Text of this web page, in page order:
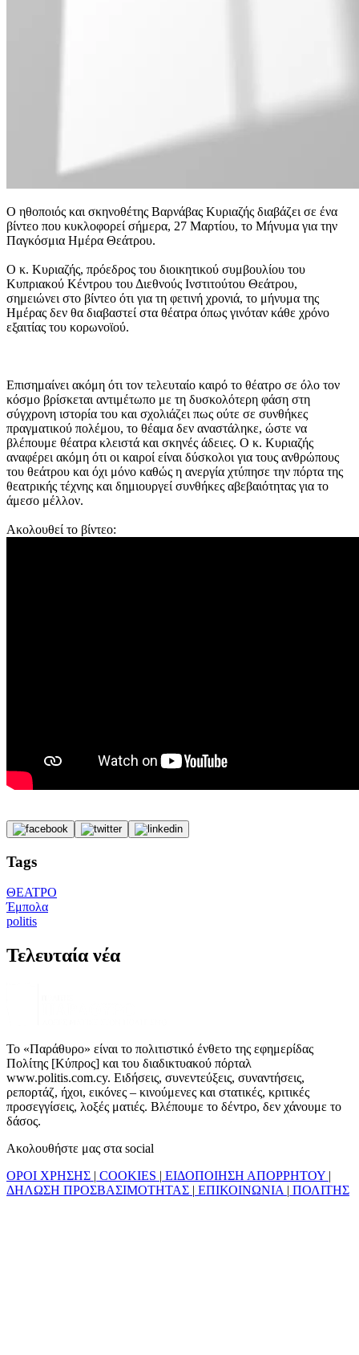
Ο ηθοποιός και σκηνοθέτης Βαρνάβας Κυριαζής διαβάζει σε ένα
βίντεο που κυκλοφορεί σήμερα, 27 Μαρτίου, το Μήνυμα για την
Παγκόσμια Ημέρα Θεάτρου.
Ο κ. Κυριαζής, πρόεδρος του διοικητικού συμβουλίου του
Κυπριακού Κέντρου του Διεθνούς Ινστιτούτου Θεάτρου,
σημειώνει στο βίντεο ότι για τη φετινή χρονιά, το μήνυμα της
Ημέρας δεν θα διαβαστεί στα θέατρα όπως γινόταν κάθε χρόνο
εξαιτίας του κορωνοϊού.
Επισημαίνει ακόμη ότι τον τελευταίο καιρό το θέατρο σε όλο τον
κόσμο βρίσκεται αντιμέτωπο με τη δυσκολότερη φάση στη
σύγχρονη ιστορία του και σχολιάζει πως ούτε σε συνθήκες
πραγματικού πολέμου, το θέαμα δεν αναστάληκε, ώστε να
βλέπουμε θέατρα κλειστά και σκηνές άδειες. Ο κ. Κυριαζής
αναφέρει ακόμη ότι οι καιροί είναι δύσκολοι για τους ανθρώπους
του θεάτρου και όχι μόνο καθώς η ανεργία χτύπησε την πόρτα της
θεατρικής τέχνης και δημιουργεί συνθήκες αβεβαιότητας για το
άμεσο μέλλον.
Ακολουθεί το βίντεο:
Tags
ΘΕΑΤΡΟ
Έμπολα
politis
Τελευταία νέα
Το «Παράθυρο» είναι το πολιτιστικό ένθετο της εφημερίδας
Πολίτης [Κύπρος] και του διαδικτυακού πόρταλ
www.politis.com.cy. Ειδήσεις, συνεντεύξεις, συναντήσεις,
ρεπορτάζ, ήχοι, εικόνες – κινούμενες και στατικές, κριτικές
προσεγγίσεις, λοξές ματιές. Βλέπουμε το δέντρο, δεν χάνουμε το
δάσος.
Ακολουθήστε μας στα social
ΟΡΟΙ ΧΡΗΣΗΣ | COOKIES | ΕΙΔΟΠΟΙΗΣΗ ΑΠΟΡΡΗΤΟΥ |
ΔΗΛΩΣΗ ΠΡΟΣΒΑΣΙΜΟΤΗΤΑΣ | ΕΠΙΚΟΙΝΩΝΙΑ | ΠΟΛΙΤΗΣ